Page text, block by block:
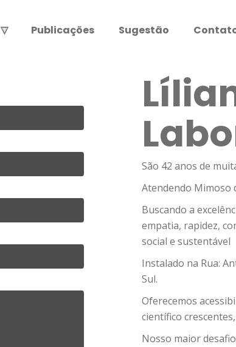
▽ Publicações Sugestão
São 42 anos de
Atendendo Mimoso
Buscando a
empatia, rapidez,
social e sustentável
Instalado na Rua:
Sul.
Oferecemos
científico
Nosso maior